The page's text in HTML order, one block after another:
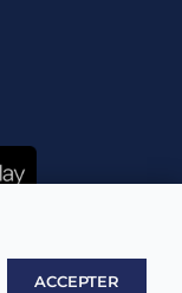
ACCEPTER